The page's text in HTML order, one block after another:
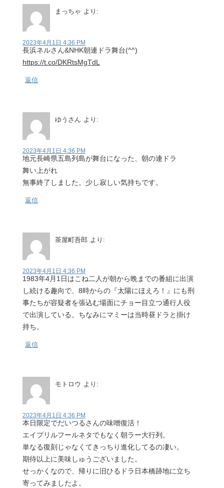
まっちゃ より:
2023年4月1日 4:36 PM
長浜ネルさん&NHK朝連ドラ舞台(^^)
https://t.co/DKRtsMgTdL
返信
ゆうさん より:
2023年4月1日 4:36 PM
地元長崎県五島列島が舞台になった、朝の連ドラ
舞い上がれ
無事終了しました。少し寂しい気持ちです。
返信
茶屋町吾郎 より:
2023年4月1日 4:36 PM
1983年4月1日はこね二人が朝から晩までの番組に出演
し続ける趣向で、8時からの『太陽にほえろ！』にも刑
事たちが容疑者を張込む場面にチョー目立つ通行人役
で出演している。ちなみにマミーは当時昼ドラと掛け
持ち。
返信
モトロウ より:
2023年4月1日 4:36 PM
本日限定でだいつるさんの味噌復活！
エイプリルフールネタでもなく朝ラー大行列。
単なる復刻じゃなくてきっちり進化してるの凄い。
期待以上に美味しゅうございました。
せっかくなので、帰りに旧ひるドラ日本橋跡地に立ち
寄ってみましたよ。